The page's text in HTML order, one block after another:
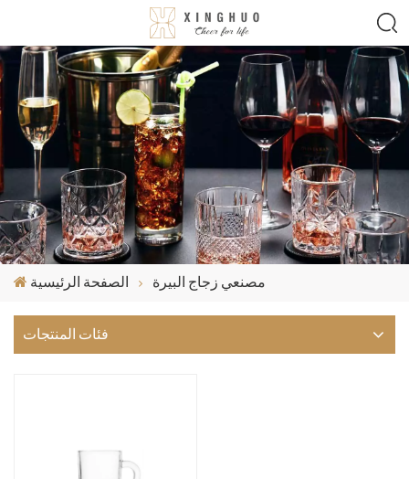
الصفحة الرئيسية مصنعي زجاج البيرة
فئات المنتجات